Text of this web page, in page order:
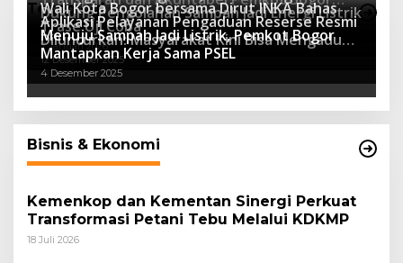
Teknologi
Luncurkan SIMASDA
8 Juli 2026
Dukung Pengolahan Sampah Jadi Energi Listrik
8 April 2026
Wali Kota Bogor bersama Dirut INKA Bahas
Trase Uji Coba
7 Januari 2026
Aplikasi Pelayanan Pengaduan Reserse Resmi
Diluncurkan: Masyarakat Kini Bisa Mengadu
Lebih Cepat, Mudah, dan Terintegrasi
12 Desember 2025
Menuju Sampah Jadi Listrik, Pemkot Bogor
Mantapkan Kerja Sama PSEL
4 Desember 2025
Bisnis & Ekonomi
Kemenkop dan Kementan Sinergi Perkuat
Transformasi Petani Tebu Melalui KDKMP
18 Juli 2026